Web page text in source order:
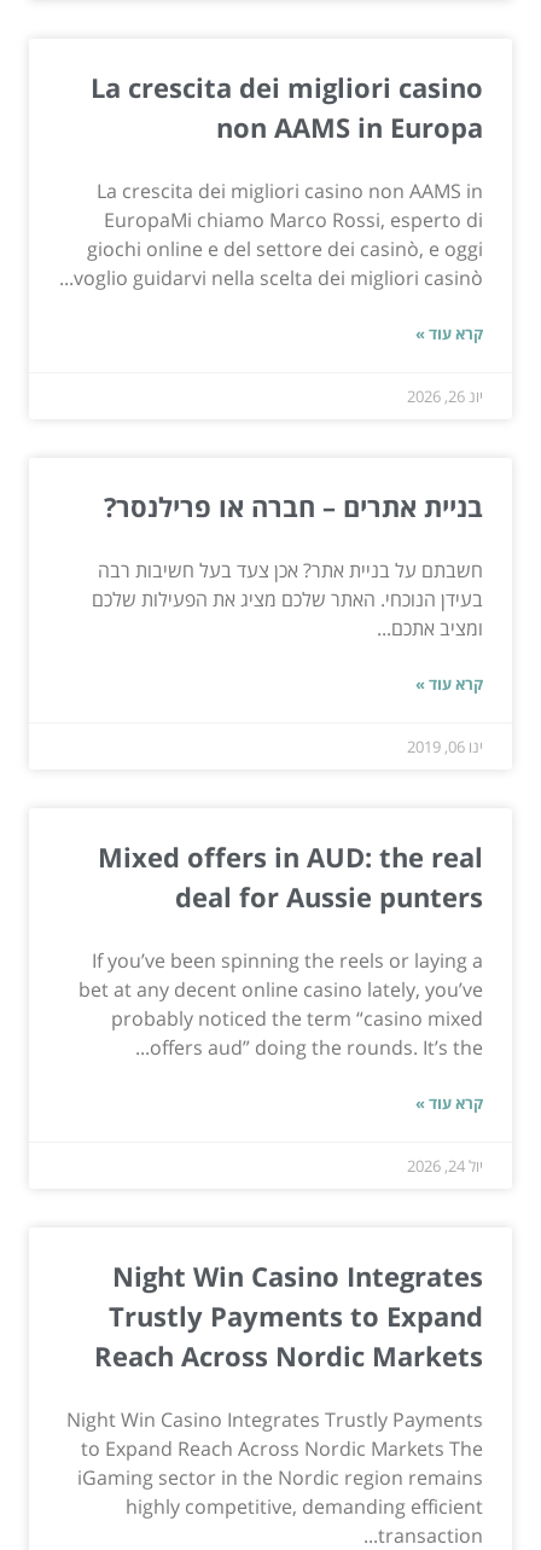
La crescita dei migliori casino
non AAMS in Europa
La crescita dei migliori casino non AAMS in
EuropaMi chiamo Marco Rossi, esperto di
giochi online e del settore dei casinò, e oggi
voglio guidarvi nella scelta dei migliori casinò...
קרא עוד »
יונ 26, 2026
בניית אתרים – חברה או פרילנסר?
חשבתם על בניית אתר? אכן צעד בעל חשיבות רבה
בעידן הנוכחי. האתר שלכם מציג את הפעילות שלכם
ומציב אתכם...
קרא עוד »
ינו 06, 2019
Mixed offers in AUD: the real
deal for Aussie punters
If you’ve been spinning the reels or laying a
bet at any decent online casino lately, you’ve
probably noticed the term “casino mixed
offers aud” doing the rounds. It’s the...
קרא עוד »
יול 24, 2026
Night Win Casino Integrates
Trustly Payments to Expand
Reach Across Nordic Markets
Night Win Casino Integrates Trustly Payments
to Expand Reach Across Nordic Markets The
iGaming sector in the Nordic region remains
highly competitive, demanding efficient
transaction...